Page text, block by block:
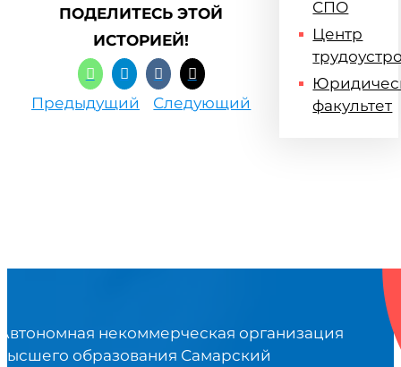
ПОДЕЛИТЕСЬ ЭТОЙ
ИСТОРИЕЙ!
Предыдущий Следующий
СПО
Центр
факультет
некоммерческая организация
образования Самарский